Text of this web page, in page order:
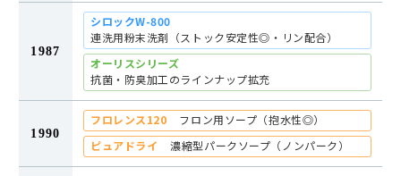
1987
シロックW-800
連洗用粉末洗剤（ストック安定性◎・リン配合）
オーリスシリーズ
抗菌・防臭加工のラインナップ拡充
1990
フロレンス120
フロン用ソープ（抱水性◎）
ピュアドライ
濃縮型パークソープ（ノンパーク）